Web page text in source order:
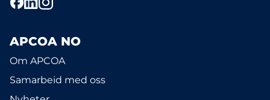
APCOA NO
Om APCOA
Samarbeid med oss